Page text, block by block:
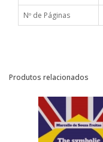
Nº de Páginas
Produtos relacionados